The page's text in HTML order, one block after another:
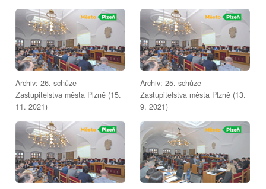
Archiv: 26. schůze
Zastupitelstva města Plzně (15.
11. 2021)
Archiv: 25. schůze
Zastupitelstva města Plzně (13.
9. 2021)